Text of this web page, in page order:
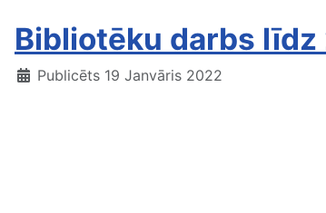
Bibliotēku darbs
Publicēts 19 Janvāris 2022